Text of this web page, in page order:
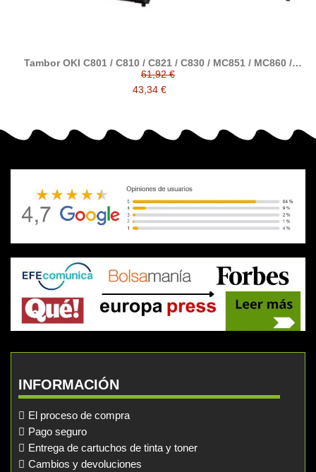
Tambor OKI C801 / C810 / C821 / C830 / MC851 / MC860 /
MC861 / MC862 / ES8430 / ES8460 / ES8451 / ES8461 /
CX2633 comp. a OKI
61,92 €
43,34 €
INFORMACIÓN
El proceso de compra
Pago seguro
Entrega de cartuchos de tinta y toner
Cambios y devoluciones